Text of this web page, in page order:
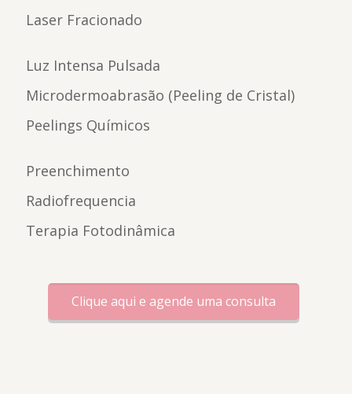
Laser Fracionado
Luz Intensa Pulsada
Microdermoabrasão (Peeling de Cristal)
Peelings Químicos
Preenchimento
Radiofrequencia
Terapia Fotodinâmica
Clique aqui e agende uma consulta